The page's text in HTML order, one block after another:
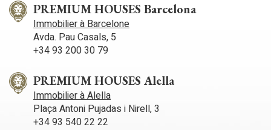
PREMIUM HOUSES Barcelona
Immobilier à Barcelone
Avda. Pau Casals, 5
+34 93 200 30 79
PREMIUM HOUSES Alella
Immobilier à Alella
Plaça Antoni Pujadas i Nirell, 3
+34 93 540 22 22